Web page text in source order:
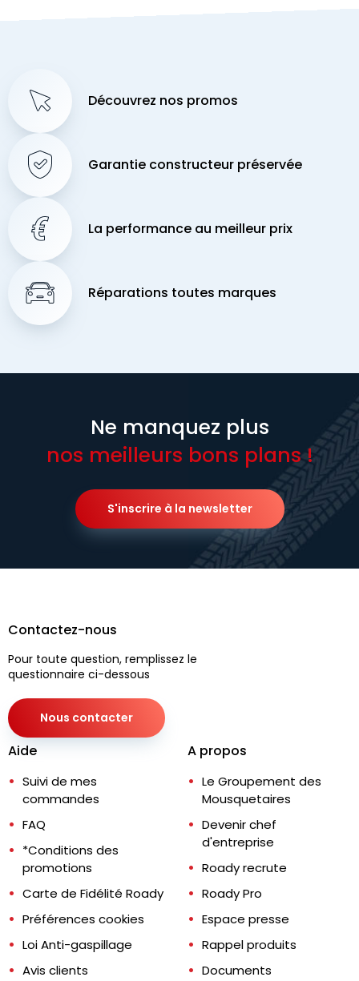
Découvrez nos promos
Garantie constructeur préservée
La performance au meilleur prix
Réparations toutes marques
Ne manquez plus
nos meilleurs bons plans !
S'inscrire à la newsletter
Contactez-nous
Pour toute question, remplissez le
questionnaire ci-dessous
Nous contacter
Aide
Suivi de mes
commandes
FAQ
*Conditions des
promotions
Carte de Fidélité Roady
Préférences cookies
Loi Anti-gaspillage
Avis clients
A propos
Le Groupement des
Mousquetaires
Devenir chef
d'entreprise
Roady recrute
Roady Pro
Espace presse
Rappel produits
Documents